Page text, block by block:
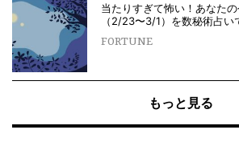
当たりすぎて怖い！あなた
（2/23〜3/1）を数秘術占い
FORTUNE
もっと見る